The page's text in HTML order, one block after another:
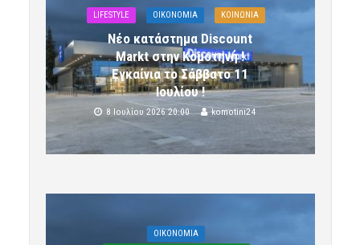
LIFESTYLE OIKONOMIA ΚΟΙΝΩΝΙΑ
Νέο κατάστημα Discount
Markt στην Κομοτηνή !
Εγκαίνια το Σάββατο 11
Ιουλίου !
8 Ιουλίου 2026 20:00 komotini24
OIKONOMIA